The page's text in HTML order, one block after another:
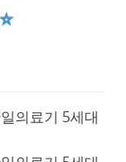
의료기 5세대